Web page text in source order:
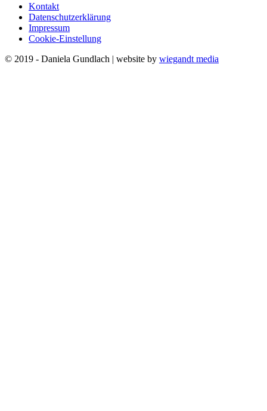
Kontakt
Datenschutzerklärung
Impressum
Cookie-Einstellung
© 2019 - Daniela Gundlach | website by wiegandt media